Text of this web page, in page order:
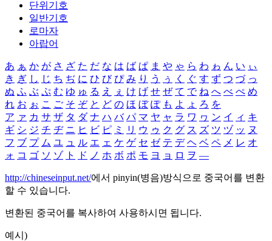
단위기호
일반기호
로마자
아랍어
あ ぁ か が さ ざ た だ な は ば ぱ ま や ゃ ら わ ゎ ん い ぃ
き ぎ し じ ち ぢ に ひ び ぴ み り う ぅ く ぐ す ず つ づ っ
ぬ ふ ぶ ぷ む ゆ ゅ る え ぇ け げ せ ぜ て で ね へ べ ぺ め
れ お ぉ こ ご そ ぞ と ど の ほ ぼ ぽ も よ ょ ろ を
ア ァ カ サ ザ タ ダ ナ ハ バ パ マ ヤ ャ ラ ワ ヮ ン イ ィ キ
ギ シ ジ チ ヂ ニ ヒ ビ ピ ミ リ ウ ゥ ク グ ス ズ ツ ヅ ッ ヌ
フ ブ プ ム ユ ュ ル エ ェ ケ ゲ セ ゼ テ デ ヘ ベ ペ メ レ オ
ォ コ ゴ ソ ゾ ト ド ノ ホ ボ ポ モ ヨ ョ ロ ヲ ―
http://chineseinput.net/에서 pinyin(병음)방식으로 중국어를 변환
할 수 있습니다.
변환된 중국어를 복사하여 사용하시면 됩니다.
예시)